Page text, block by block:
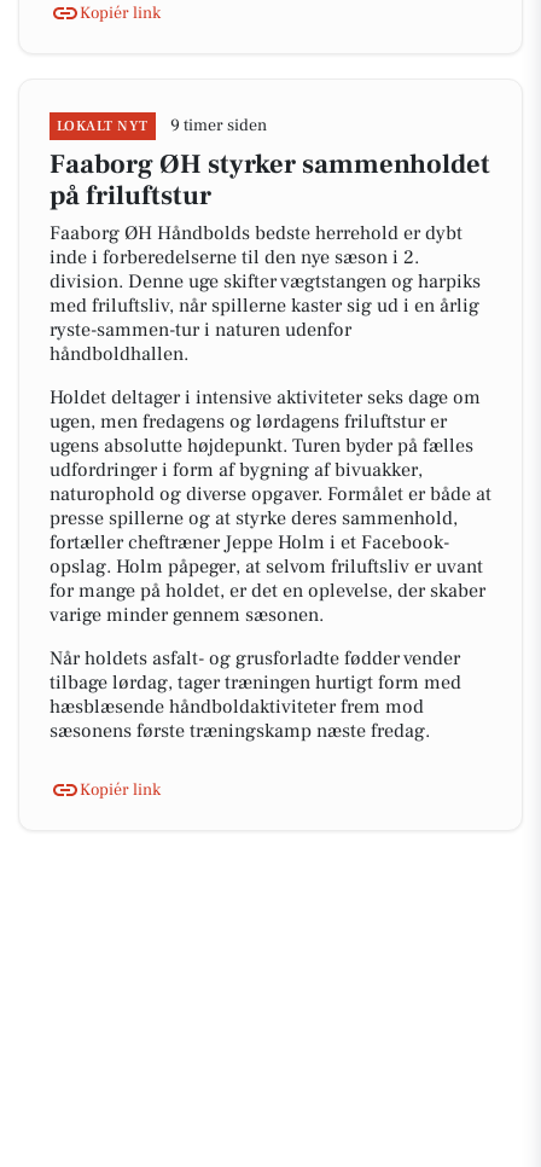
Kopiér link
LOKALT NYT 9 timer siden
Faaborg ØH styrker sammenholdet
på friluftstur
Faaborg ØH Håndbolds bedste herrehold er dybt
inde i forberedelserne til den nye sæson i 2.
division. Denne uge skifter vægtstangen og harpiks
med friluftsliv, når spillerne kaster sig ud i en årlig
ryste-sammen-tur i naturen udenfor
håndboldhallen.
Holdet deltager i intensive aktiviteter seks dage om
ugen, men fredagens og lørdagens friluftstur er
ugens absolutte højdepunkt. Turen byder på fælles
udfordringer i form af bygning af bivuakker,
naturophold og diverse opgaver. Formålet er både at
presse spillerne og at styrke deres sammenhold,
fortæller cheftræner Jeppe Holm i et Facebook-
opslag. Holm påpeger, at selvom friluftsliv er uvant
for mange på holdet, er det en oplevelse, der skaber
varige minder gennem sæsonen.
Når holdets asfalt- og grusforladte fødder vender
tilbage lørdag, tager træningen hurtigt form med
hæsblæsende håndboldaktiviteter frem mod
sæsonens første træningskamp næste fredag.
Kopiér link